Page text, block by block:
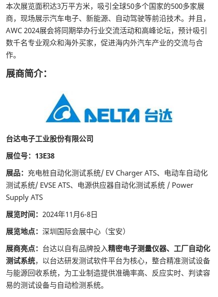
本次展览面积达3万平方米，吸引全球50多个国家的500多家展
商，现场展示汽车电子、新能源、自动驾驶等前沿技术。并且，
AWC 2024展会将同期举办行业交流活动和高峰论坛，预计吸引
数千名专业观众和海外买家，促进海内外汽车产业的交流与合
作。
展商简介：
台达电子工业股份有限公司
展位号：13E38
展品： 充电桩自动化测试系统/ EV Charger ATS、电动车自动化
测试系统/ EVSE ATS、电源供应器自动化测试系统 / Power
Supply ATS
展览时间： 2024年11月6-8日
展览地点： 深圳国际会展中心（宝安）
展商亮点： 台达以自有品牌投入精密电子测量仪器、工厂自动化
测试系统，以台达研发测试软件平台为核心，整合精准测试设备
与能源回收系统，为工业制造提供准确率高、反应实时、判读容
易的测试设备与自动检测系统。